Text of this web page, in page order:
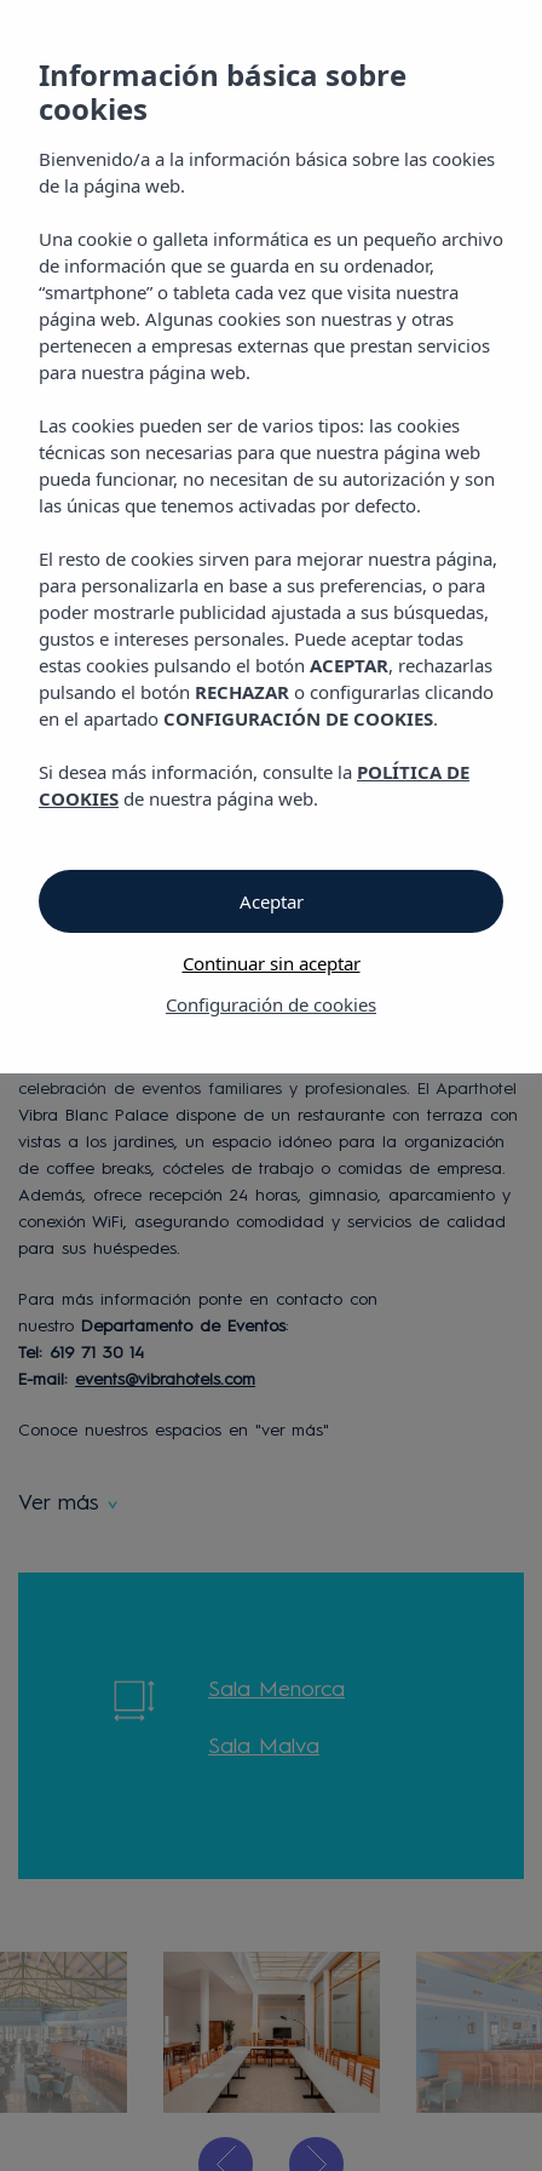
Events by Vibra
Aparthotel Vibra Blanc Palace
Aparthotel Vibra Blanc Palace
EVENTOS
Sala de reuniones &
bodas
El Aparthotel Vibra Blanc Palace forma parte de un complejo
turístico junto con los Apartamentos Vibra Blanc Cottage y los
zonas ajardinadas y grandes piscinas, con acceso directo a la
playa de Sa Caleta. Ubicado a pocos minutos de Ciudadela,
este complejo ofrece amplias instalaciones y gran variedad de
servicios, convirtiéndolo en un destino ideal para el turismo
celebración de eventos familiares y profesionales. El Aparthotel
Vibra Blanc Palace dispone de un restaurante con terraza con
vistas a los jardines, un espacio idóneo para la organización
de coffee breaks, cócteles de trabajo o comidas de empresa.
Además, ofrece recepción 24 horas, gimnasio, aparcamiento y
conexión WiFi, asegurando comodidad y servicios de calidad
para sus huéspedes.
Para más información ponte en contacto con
nuestro Departamento de Eventos:
Tel: 619 71 30 14
E-mail: events@vibrahotels.com
Conoce nuestros espacios en "ver más"
Ver más
Sala Menorca
Sala Malva
Información básica sobre
cookies
Bienvenido/a a la información básica sobre las cookies
de la página web.
Una cookie o galleta informática es un pequeño archivo
de información que se guarda en su ordenador,
“smartphone” o tableta cada vez que visita nuestra
página web. Algunas cookies son nuestras y otras
pertenecen a empresas externas que prestan servicios
para nuestra página web.
Las cookies pueden ser de varios tipos: las cookies
técnicas son necesarias para que nuestra página web
pueda funcionar, no necesitan de su autorización y son
las únicas que tenemos activadas por defecto.
El resto de cookies sirven para mejorar nuestra página,
para personalizarla en base a sus preferencias, o para
poder mostrarle publicidad ajustada a sus búsquedas,
gustos e intereses personales. Puede aceptar todas
estas cookies pulsando el botón ACEPTAR, rechazarlas
pulsando el botón RECHAZAR o configurarlas clicando
en el apartado CONFIGURACIÓN DE COOKIES.
Si desea más información, consulte la POLÍTICA DE
COOKIES de nuestra página web.
Configuración de cookies
Continuar sin aceptar
Aceptar